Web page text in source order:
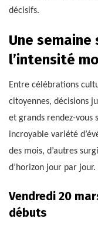
décisifs.
Une semaine
l’intensité
Entre célébrations
citoyennes, décisions
et grands rendez-vous
incroyable variété
des mois, d’autres
d’horizon jour par jour.
Vendredi 20
débuts